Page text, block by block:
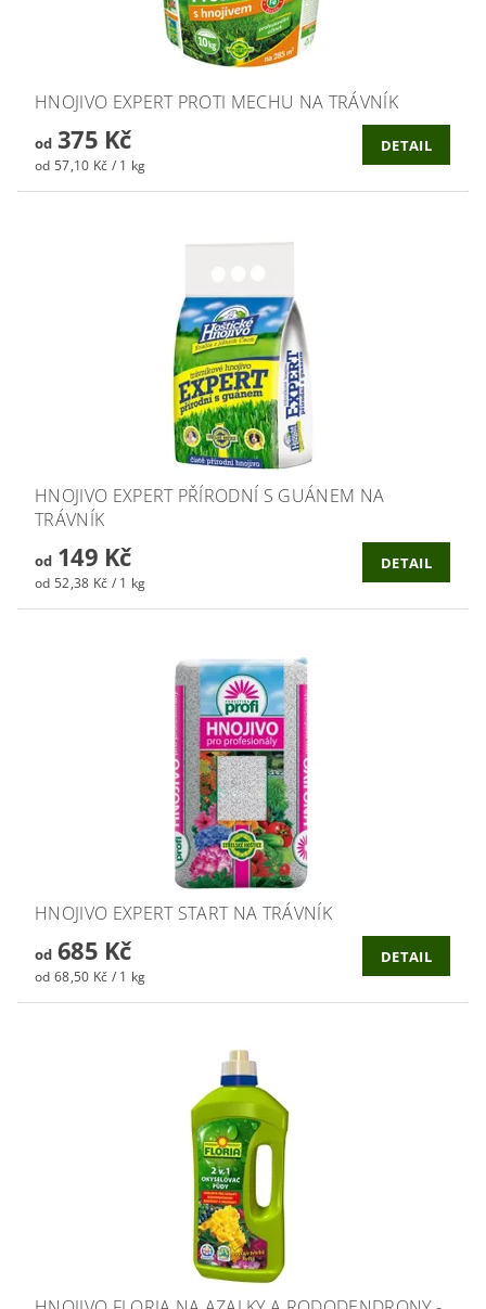
HNOJIVO EXPERT PROTI MECHU NA TRÁVNÍK
od375 Kč
od 57,10 Kč / 1 kg
DETAIL
HNOJIVO EXPERT PŘÍRODNÍ S GUÁNEM NA
TRÁVNÍK
od149 Kč
od 52,38 Kč / 1 kg
DETAIL
HNOJIVO EXPERT START NA TRÁVNÍK
od685 Kč
od 68,50 Kč / 1 kg
DETAIL